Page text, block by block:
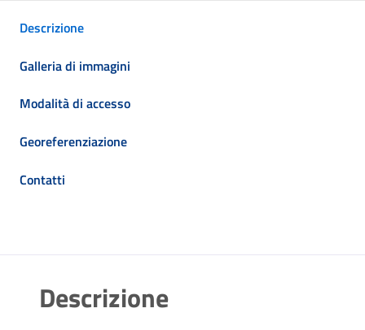
Descrizione
Galleria di immagini
Modalità di accesso
Georeferenziazione
Contatti
Descrizione